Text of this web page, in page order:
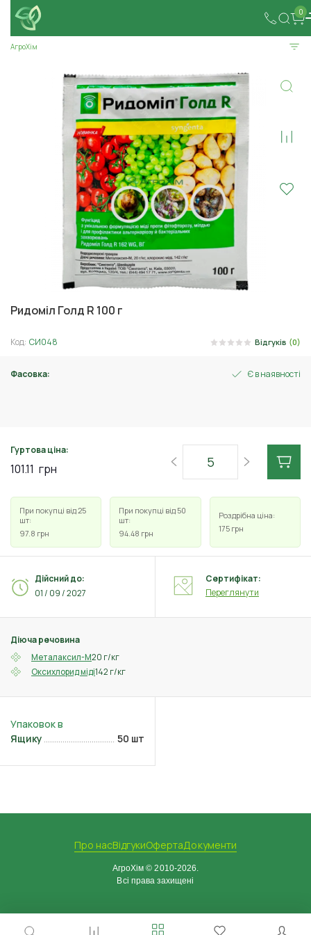
0
АгроХім
Ридоміл Голд R 100 г
Код: СИ048 Відгуків (0)
Фасовка: Є в наявності
Гуртова ціна:
101.11 грн
При покупці від 25
шт:
97.8 грн
При покупці від 50
шт:
94.48 грн
Роздрібна ціна:
175 грн
Діюча речовина
Металаксил-М20 г/кг
Оксихлорид міді142 г/кг
Дійсний до:
01 / 09 / 2027
Сертифікат:
Переглянути
Ящику 50 шт
Про насВідгукиОфертаДокументи
АгроХім © 2010-2026.
Всі права захищені